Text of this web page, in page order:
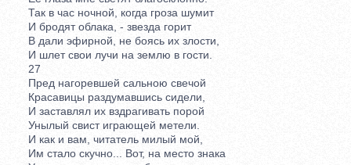
Так в час ночной, когда гроза шумит
И бродят облака, - звезда горит
В дали эфирной, не боясь их злости,
И шлет свои лучи на землю в гости.
27
Пред нагоревшей сальною свечой
Красавицы раздумавшись сидели,
И заставлял их вздрагивать порой
Унылый свист играющей метели.
И как и вам, читатель милый мой,
Им стало скучно... Вот, на место знака